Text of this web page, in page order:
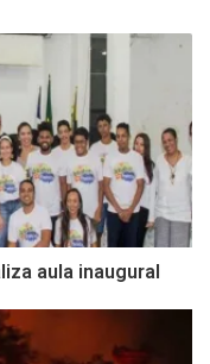
aula inaugural